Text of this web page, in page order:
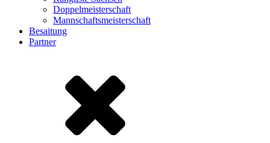
Doppelmeisterschaft
Mannschaftsmeisterschaft
Besaitung
Partner